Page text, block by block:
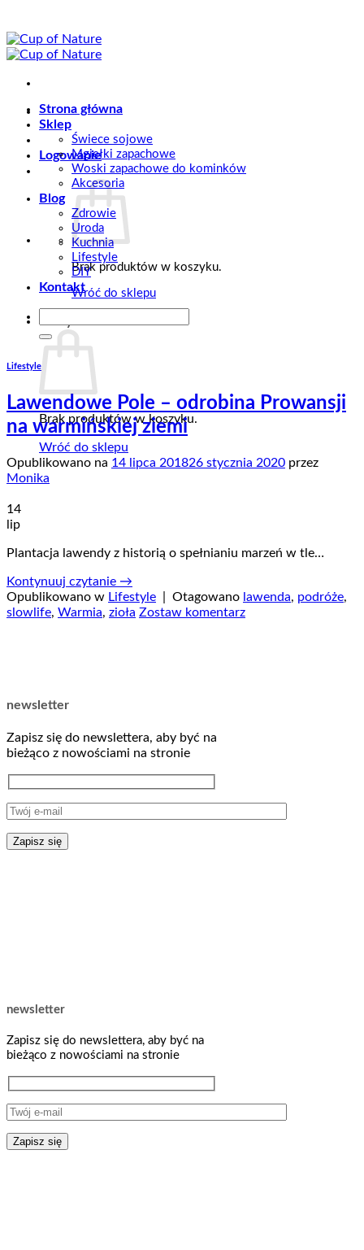
do
zawartości
Logowanie
Brak produktów w koszyku.
Wróć do sklepu
Koszyk
Brak produktów w koszyku.
Wróć do sklepu
Strona główna
Sklep
Świece sojowe
Mgiełki zapachowe
Woski zapachowe do kominków
Akcesoria
Blog
Zdrowie
Uroda
Kuchnia
Lifestyle
DIY
Kontakt
Lifestyle
Lawendowe Pole – odrobina Prowansji
na warmińskiej ziemi
Opublikowano na 14 lipca 201826 stycznia 2020 przez
Monika
14
lip
Plantacja lawendy z historią o spełnianiu marzeń w tle…
Kontynuuj czytanie →
Opublikowano w Lifestyle Otagowano lawenda, podróże,
slowlife, Warmia, zioła Zostaw komentarz
newsletter
Zapisz się do newslettera, aby być na
bieżąco z nowościami na stronie
newsletter
Zapisz się do newslettera, aby być na
bieżąco z nowościami na stronie